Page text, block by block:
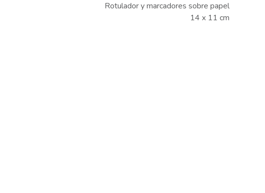
Rotulador y marcadores sobre papel
14 x 11 cm